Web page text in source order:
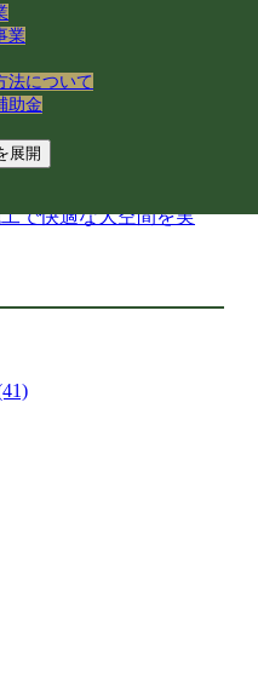
業
法について
助金
展開
築リフォームとテラス
リート工事
木造住宅の耐震改修
会参加レポート
き家をどう活用する？
チン・グループホーム
点
築リフォームと大型ア
で快適な大空間を実